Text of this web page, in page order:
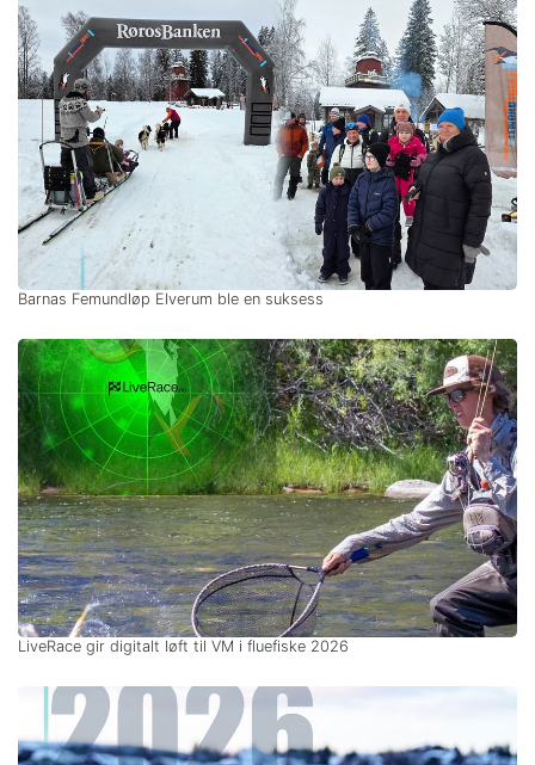
Barnas Femundløp Elverum ble en suksess
LiveRace gir digitalt løft til VM i fluefiske 2026